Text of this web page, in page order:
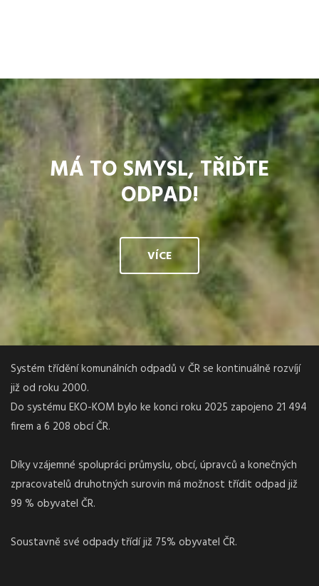
MÁ TO SMYSL, TŘIĎTE
ODPAD!
VÍCE
Systém třídění komunálních odpadů v ČR se kontinuálně rozvíjí
již od roku 2000.
Do systému EKO-KOM bylo ke konci roku 2025 zapojeno 21 494
firem a 6 208 obcí ČR.
Díky vzájemné spolupráci průmyslu, obcí, úpravců a konečných
zpracovatelů druhotných surovin má možnost třídit odpad již
99 % obyvatel ČR.
Soustavně své odpady třídí již 75% obyvatel ČR.